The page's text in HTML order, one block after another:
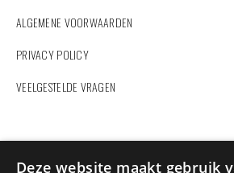
ALGEMENE VOORWAARDEN
PRIVACY POLICY
VEELGESTELDE VRAGEN
Deze website maakt gebruik